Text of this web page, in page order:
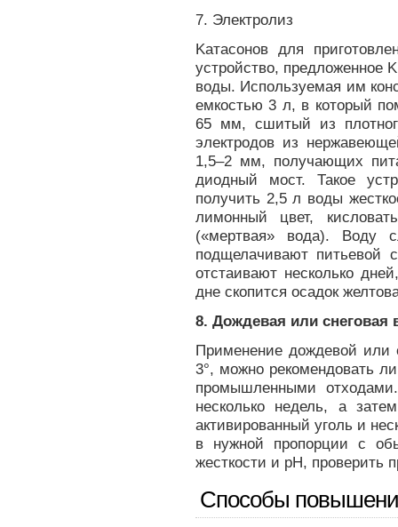
7. Электролиз
Kатасонов для
устройство, предложенное
воды. Используемая им
емкостью 3 л, в который
65 мм, сшитый из
электродов из
1,5–2 мм, получающих
диодный мост. Такое
получить 2,5 л воды
лимонный цвет,
(«мертвая» вода). Воду
подщелачивают питьевой
отстаивают несколько
дне скопится осадок
8. Дождевая или снеговая
Применение дождевой или
3°, можно рекомендовать
промышленными
несколько недель, а
активированный уголь и
в нужной пропорции с
жесткости и рН, проверить
Способы